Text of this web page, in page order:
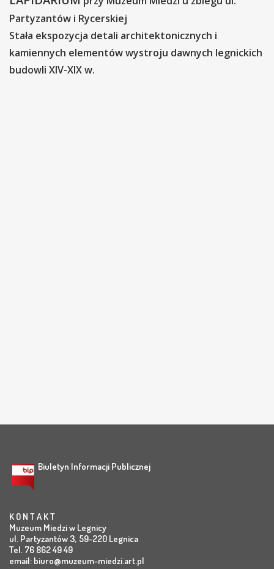
Partyzantów i Rycerskiej
Stała ekspozycja detali architektonicznych i
kamiennych elementów wystroju dawnych legnickich
budowli XIV-XIX w.
Biuletyn Informacji Publicznej
K O N T A K T
Muzeum Miedzi w Legnicy
ul. Partyzantów 3, 59-220 Legnica
Tel. 76 862 49 49
email: biuro@muzeum-miedzi.art.pl